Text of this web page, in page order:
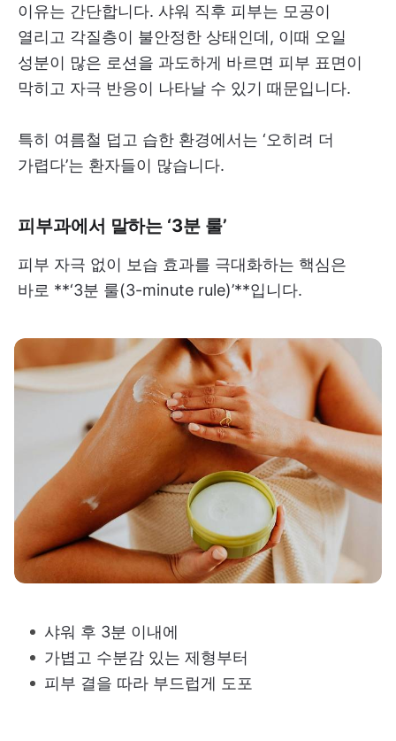
이유는 간단합니다. 샤워 직후 피부는 모공이
열리고 각질층이 불안정한 상태인데, 이때 오일
성분이 많은 로션을 과도하게 바르면 피부 표면이
막히고 자극 반응이 나타날 수 있기 때문입니다.
특히 여름철 덥고 습한 환경에서는 ‘오히려 더
가렵다’는 환자들이 많습니다.
피부과에서 말하는 ‘3분 룰’
피부 자극 없이 보습 효과를 극대화하는 핵심은
바로 **‘3분 룰(3-minute rule)’**입니다.
샤워 후 3분 이내에
가볍고 수분감 있는 제형부터
피부 결을 따라 부드럽게 도포